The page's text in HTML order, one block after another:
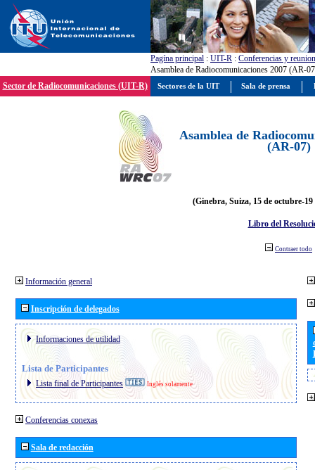
Pagína principal : UIT-R : Conferencias y
Asamblea de Radiocomunicaciones 2007 (AR-
Sector de Radiocomunicaciones (UIT-R)
Asamblea de
(AR-07)
(Ginebra, Suiza, 15 de octubre-19
Libro del
Contraer todo
Información general
Inscripción de delegados
Informaciones de utilidad
Lista de Participantes
Lista final de Participantes Inglés solamente
Conferencias conexas
Sala de redacción
Sectores de la UIT Sala de prensa